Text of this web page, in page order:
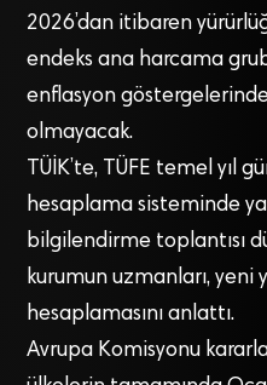
2026’dan itibaren
endeks ana harcama
enflasyon
olmayacak.
TÜİK’te, TÜFE temel yıl
hesaplama sisteminde
bilgilendirme toplantısı
kurumun uzmanları, yeni
hesaplamasını anlattı.
Avrupa Komisyonu